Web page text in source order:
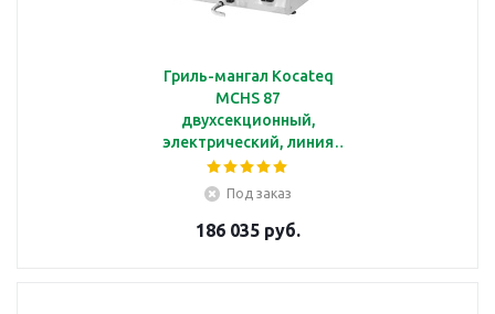
Гриль-мангал Kocateq
MCHS 87
двухсекционный,
электрический, линия
700
Под заказ
186 035 руб.